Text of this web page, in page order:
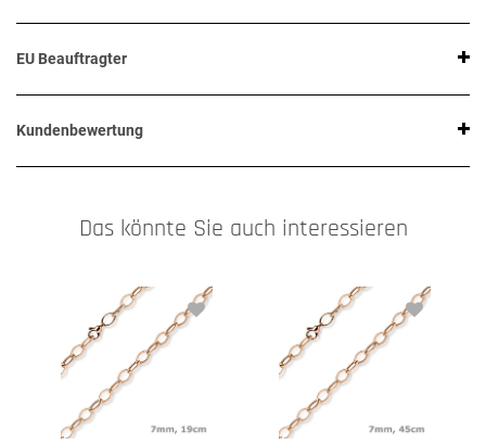
EU Beauftragter
Kundenbewertung
Das könnte Sie auch interessieren